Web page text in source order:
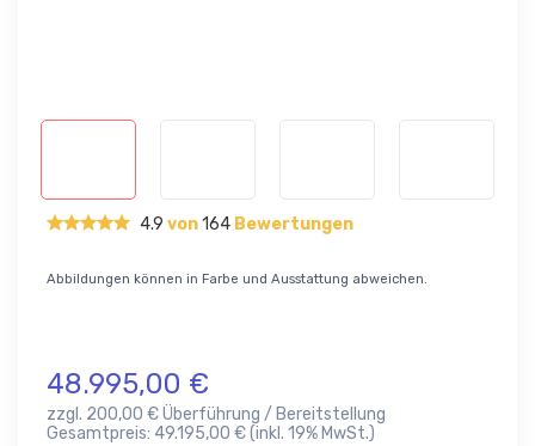
4.9 von164 Bewertungen
Abbildungen können in Farbe und Ausstattung abweichen.
48.995,00 €
zzgl. 200,00 € Überführung / Bereitstellung
Gesamtpreis: 49.195,00 € (inkl. 19% MwSt.)